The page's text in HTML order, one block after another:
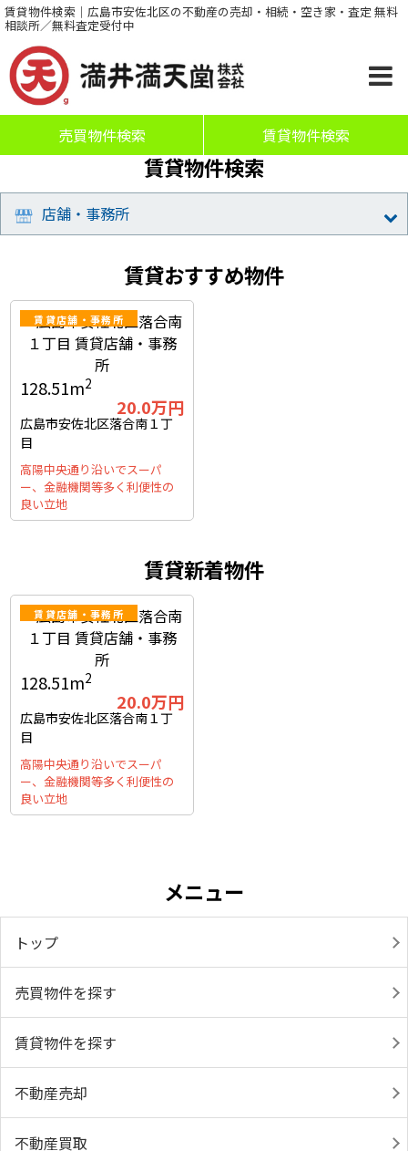
賃貸物件検索｜広島市安佐北区の不動産の売却・相続・空き家・査定 無料
相談所／無料査定受付中
売買物件検索 賃貸物件検索
賃貸物件検索
店舗・事務所
賃貸おすすめ物件
賃貸店舗・事務所
128.51m2
20.0万円
広島市安佐北区落合南１丁
目
高陽中央通り沿いでスーパ
ー、金融機関等多く利便性の
良い立地
賃貸新着物件
賃貸店舗・事務所
128.51m2
20.0万円
広島市安佐北区落合南１丁
目
高陽中央通り沿いでスーパ
ー、金融機関等多く利便性の
良い立地
メニュー
トップ
売買物件を探す
賃貸物件を探す
不動産売却
不動産買取